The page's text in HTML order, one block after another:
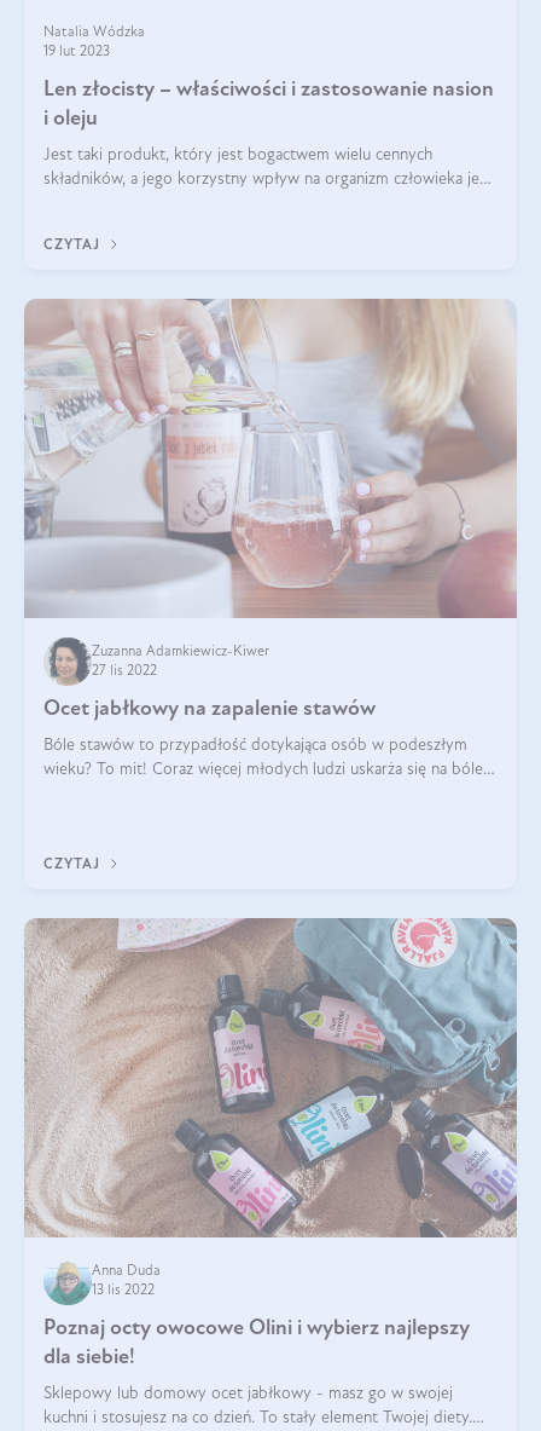
Natalia Wódzka
19 lut 2023
Len złocisty – właściwości i zastosowanie nasion
i oleju
Jest taki produkt, który jest bogactwem wielu cennych
składników, a jego korzystny wpływ na organizm człowieka jest
CZYTAJ
Zuzanna Adamkiewicz-Kiwer
27 lis 2022
Ocet jabłkowy na zapalenie stawów
Bóle stawów to przypadłość dotykająca osób w podeszłym
wieku? To mit! Coraz więcej młodych ludzi uskarża się na bóle
CZYTAJ
Anna Duda
13 lis 2022
Poznaj octy owocowe Olini i wybierz najlepszy
dla siebie!
Sklepowy lub domowy ocet jabłkowy - masz go w swojej
kuchni i stosujesz na co dzień. To stały element Twojej diety.